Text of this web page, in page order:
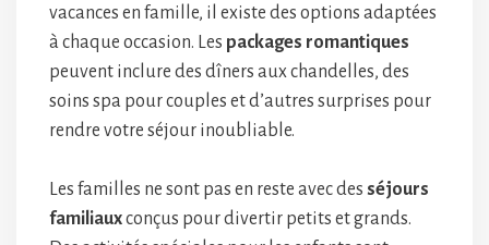
vacances en famille, il existe des options adaptées
à chaque occasion. Les packages romantiques
peuvent inclure des dîners aux chandelles, des
soins spa pour couples et d’autres surprises pour
rendre votre séjour inoubliable.
Les familles ne sont pas en reste avec des séjours
familiauxconçus pour divertir petits et grands.